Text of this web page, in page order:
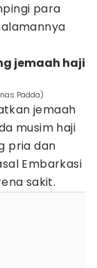
para
jemaah haji
Padda)
jemaah
musim haji
pria dan
Embarkasi
sakit.